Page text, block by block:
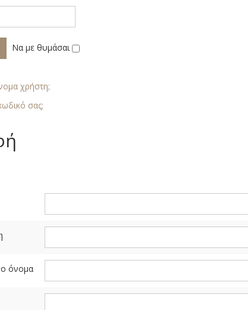
Να με θυμάσαι
χρήστη;
σας;
όνομα